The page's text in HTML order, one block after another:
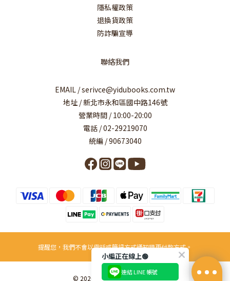
隱私權政策
退換貨政策
防詐騙宣導
聯絡我們
EMAIL / serivce@yidubooks.com.tw
地址 / 新北市永和區國中路146號
營業時間 / 10:00-20:00
電話 / 02-29219070
統編 / 90673040
提醒您，我們不會以電話或簡訊方式通知變更付款方式。
© 2026 易讀書坊事業有限公司
小編正在線上🟢
連結 LINE 帳號